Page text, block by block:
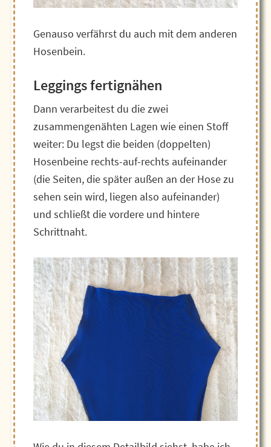
Genauso verfährst du auch mit dem anderen
Hosenbein.
Leggings fertignähen
Dann verarbeitest du die zwei
zusammengenähten Lagen wie einen Stoff
weiter: Du legst die beiden (doppelten)
Hosenbeine rechts-auf-rechts aufeinander
(die Seiten, die später außen an der Hose zu
sehen sein wird, liegen also aufeinander)
und schließt die vordere und hintere
Schrittnaht.